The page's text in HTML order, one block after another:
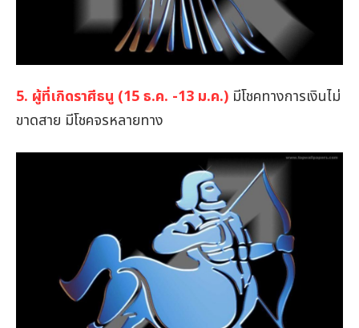
5. ผู้ที่เกิดราศีธนู (15 ธ.ค. -13 ม.ค.) มีโชคทางการเงินไม่
ขาดสาย มีโชคจรหลายทาง